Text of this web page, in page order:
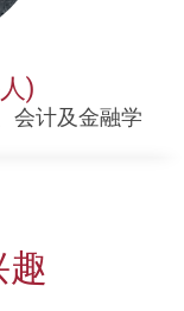
)
会计及金融学